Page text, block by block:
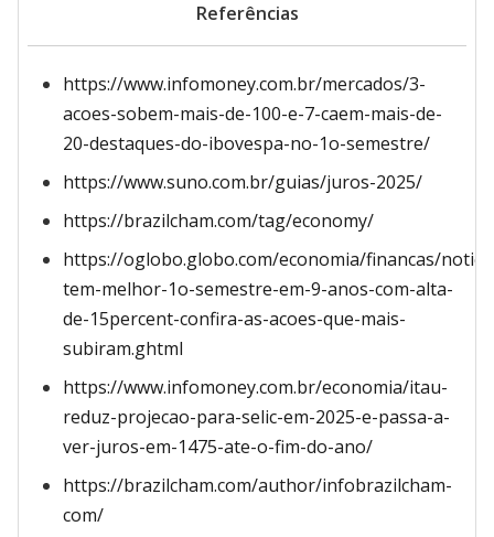
Referências
https://www.infomoney.com.br/mercados/3-
acoes-sobem-mais-de-100-e-7-caem-mais-de-
20-destaques-do-ibovespa-no-1o-semestre/
https://www.suno.com.br/guias/juros-2025/
https://brazilcham.com/tag/economy/
https://oglobo.globo.com/economia/financas/
tem-melhor-1o-semestre-em-9-anos-com-alta-
de-15percent-confira-as-acoes-que-mais-
subiram.ghtml
https://www.infomoney.com.br/economia/itau-
reduz-projecao-para-selic-em-2025-e-passa-a-
ver-juros-em-1475-ate-o-fim-do-ano/
https://brazilcham.com/author/infobrazilcham-
com/